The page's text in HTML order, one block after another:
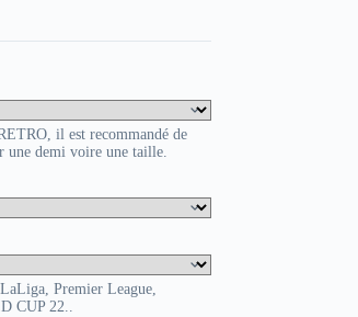
il est recommandé de
une demi voire une taille.
Premier League,
CUP 22..